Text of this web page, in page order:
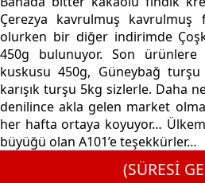
Çerezya kavrulmuş kavrulmuş
olurken bir diğer indirimde
450g bulunuyor. Son
kuskusu 450g, Güneybağ
karışık turşu 5kg sizlerle. Daha
denilince akla gelen market
her hafta ortaya koyuyor…
büyüğü olan A101’e teşekkürler…
(SÜRESİ